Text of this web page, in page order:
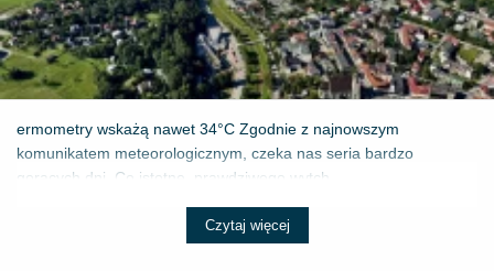
ermometry wskażą nawet 34°C Zgodnie z najnowszym
komunikatem meteorologicznym, czeka nas seria bardzo
gorących dni. Co istotne, prawdziwego wytch...
Czytaj więcej